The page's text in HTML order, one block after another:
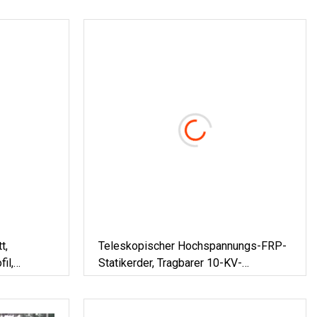
Teleskopischer Hochspannungs-FRP-
Statikerder, Tragbarer 10-KV-
Entladungsstab